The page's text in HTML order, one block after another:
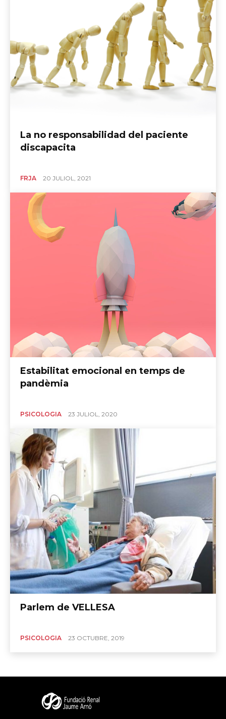
La no responsabilidad del paciente
discapacita
FRJA 20 JULIOL, 2021
Estabilitat emocional en temps de
pandèmia
PSICOLOGIA 23 JULIOL, 2020
Parlem de VELLESA
PSICOLOGIA 23 OCTUBRE, 2019